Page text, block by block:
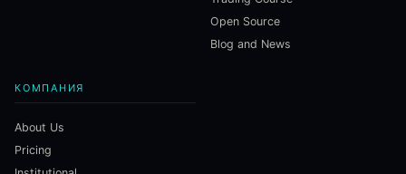
Open Source
Blog and News
КОМПАНИЯ
About Us
Pricing